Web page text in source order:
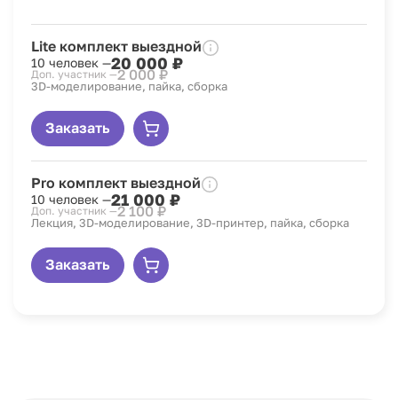
Lite комплект выездной
10 человек —20 000 ₽
Доп. участник —2 000 ₽
3D-моделирование, пайка, сборка
Заказать
Pro комплект выездной
10 человек —21 000 ₽
Доп. участник —2 100 ₽
Лекция, 3D-моделирование, 3D-принтер, пайка, сборка
Заказать